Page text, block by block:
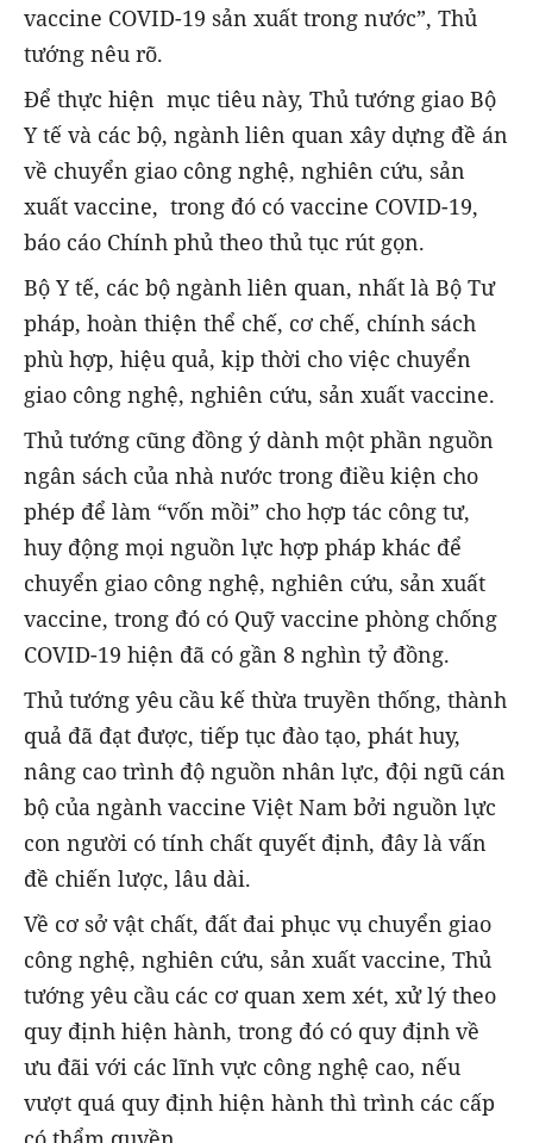
vaccine COVID-19 sản xuất trong nước”, Thủ
tướng nêu rõ.
Để thực hiện mục tiêu này, Thủ tướng giao Bộ
Y tế và các bộ, ngành liên quan xây dựng đề án
về chuyển giao công nghệ, nghiên cứu, sản
xuất vaccine, trong đó có vaccine COVID-19,
báo cáo Chính phủ theo thủ tục rút gọn.
Bộ Y tế, các bộ ngành liên quan, nhất là Bộ Tư
pháp, hoàn thiện thể chế, cơ chế, chính sách
phù hợp, hiệu quả, kịp thời cho việc chuyển
giao công nghệ, nghiên cứu, sản xuất vaccine.
Thủ tướng cũng đồng ý dành một phần nguồn
ngân sách của nhà nước trong điều kiện cho
phép để làm “vốn mồi” cho hợp tác công tư,
huy động mọi nguồn lực hợp pháp khác để
chuyển giao công nghệ, nghiên cứu, sản xuất
vaccine, trong đó có Quỹ vaccine phòng chống
COVID-19 hiện đã có gần 8 nghìn tỷ đồng.
Thủ tướng yêu cầu kế thừa truyền thống, thành
quả đã đạt được, tiếp tục đào tạo, phát huy,
nâng cao trình độ nguồn nhân lực, đội ngũ cán
bộ của ngành vaccine Việt Nam bởi nguồn lực
con người có tính chất quyết định, đây là vấn
đề chiến lược, lâu dài.
Về cơ sở vật chất, đất đai phục vụ chuyển giao
công nghệ, nghiên cứu, sản xuất vaccine, Thủ
tướng yêu cầu các cơ quan xem xét, xử lý theo
quy định hiện hành, trong đó có quy định về
ưu đãi với các lĩnh vực công nghệ cao, nếu
vượt quá quy định hiện hành thì trình các cấp